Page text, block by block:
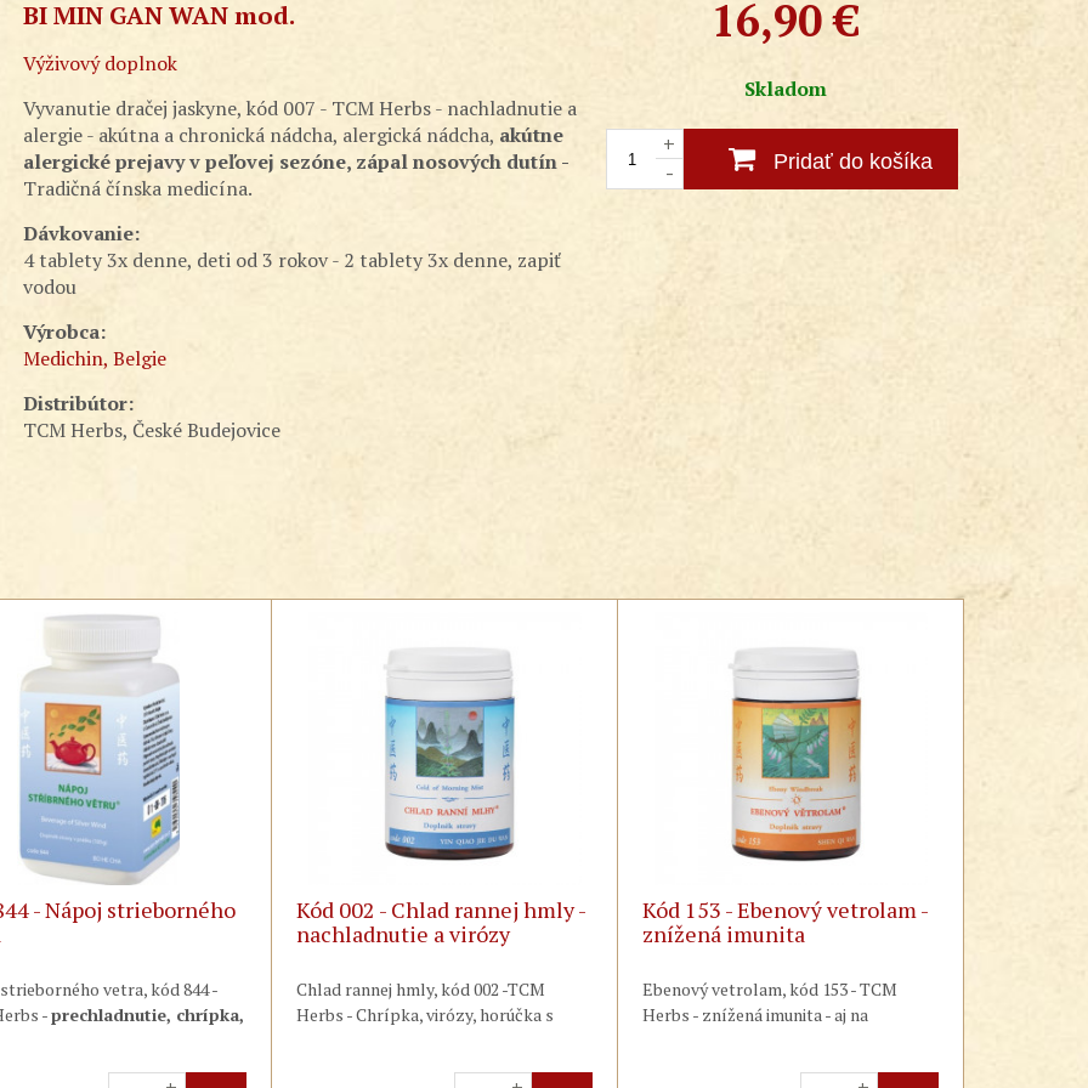
16,90 €
Skladom
+
-
Pridať do košíka
BI MIN GAN WAN mod.
Výživový doplnok
Vyvanutie dračej jaskyne, kód 007 - TCM Herbs - nachladnutie a
alergie - akútna a chronická nádcha, alergická nádcha, akútne
alergické prejavy v peľovej sezóne, zápal nosových dutín -
Tradičná čínska medicína.
Dávkovanie:
4 tablety 3x denne, deti od 3 rokov - 2 tablety 3x denne, zapiť
vodou
Výrobca:
Medichin, Belgie
Distribútor:
TCM Herbs, České Budejovice
- Nápoj strieborného
vetra, kód 844 -
-prechladnutie, chrípka,
Kód 002 - Chlad rannej hmly -
nachladnutie a virózy
Chlad rannej hmly, kód 002 -TCM
Herbs - Chrípka, virózy, horúčka s
Kód 153 - Ebenový vetrolam -
znížená imunita
Ebenový vetrolam, kód 153 - TCM
Herbs - znížená imunita - aj na